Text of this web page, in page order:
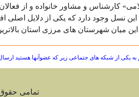
کارشناس و مشاور خانواده و از
میان شهرستان های مرزی استان
یکی از شبکه های جتماعی زیر که عضوآنها هستید
تمامی